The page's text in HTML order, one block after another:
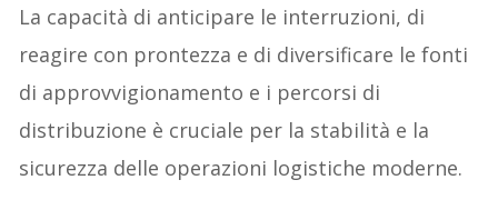
La capacità di anticipare le interruzioni, di
reagire con prontezza e di diversificare le fonti
di approvvigionamento e i percorsi di
distribuzione è cruciale per la stabilità e la
sicurezza delle operazioni logistiche moderne.